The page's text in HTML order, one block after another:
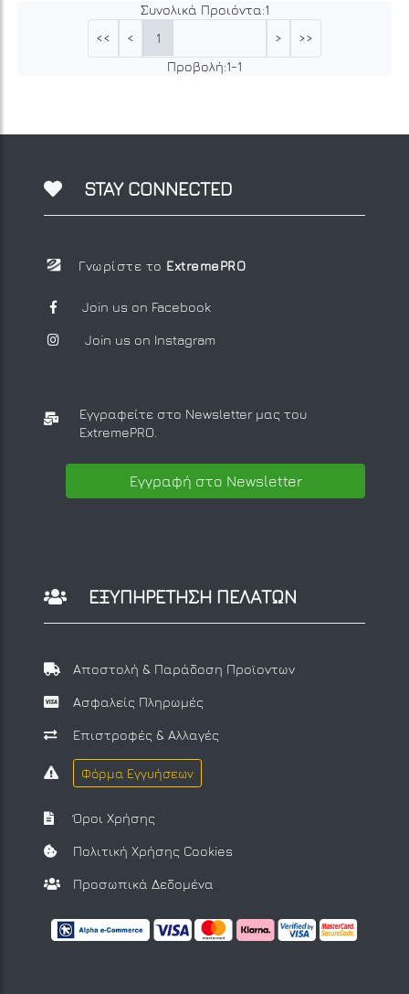
Συνολικά Προιόντα:1
<<
< 1 >
>>
Προβολή:1-1
STAY CONNECTED
Γνωρίστε το ExtremePRO
Join us on Facebook
Join us on Instagram
Εγγραφείτε στο Newsletter μας του
ExtremePRO.
Εγγραφή στο Newsletter
ΕΞΥΠΗΡΕΤΗΣΗ ΠΕΛΑΤΩΝ
Αποστολή & Παράδοση Προϊοντων
Ασφαλείς Πληρωμές
Επιστροφές & Αλλαγές
Φόρμα Εγγυήσεων
Όροι Χρήσης
Πολιτική Χρήσης Cookies
Προσωπικά Δεδομένα